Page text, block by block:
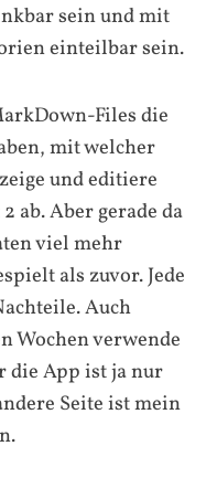
sein und mit
einteilbar sein.
Files die
mit welcher
und editiere
ab. Aber gerade da
viel mehr
als zuvor. Jede
Auch
Wochen verwende
die App ist ja nur
Seite ist mein